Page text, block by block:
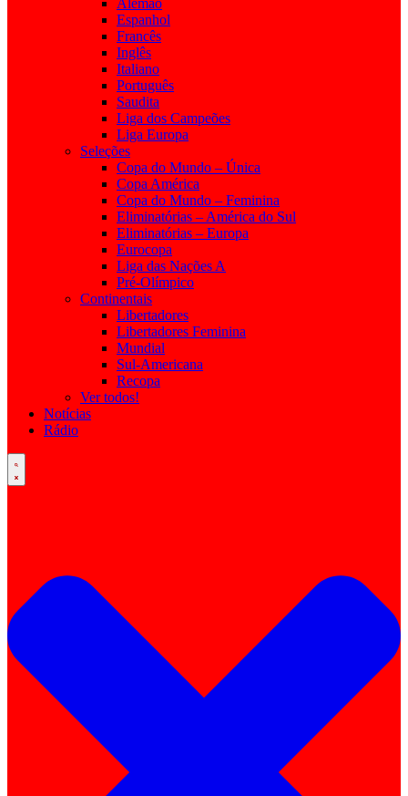
Espanhol
Francês
Inglês
Italiano
Português
Saudita
Liga dos Campeões
Liga Europa
Seleções
Copa do Mundo – Única
Copa América
Copa do Mundo – Feminina
Eliminatórias – América do Sul
Eliminatórias – Europa
Eurocopa
Liga das Nações A
Pré-Olímpico
Continentais
Libertadores
Libertadores Feminina
Mundial
Sul-Americana
Recopa
Ver todos!
Notícias
Rádio